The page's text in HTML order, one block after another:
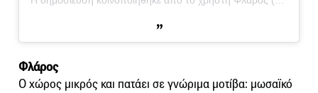
Φλάρος
Ο χώρος μικρός και πατάει σε γνώριμα μοτίβα: μωσαϊκό